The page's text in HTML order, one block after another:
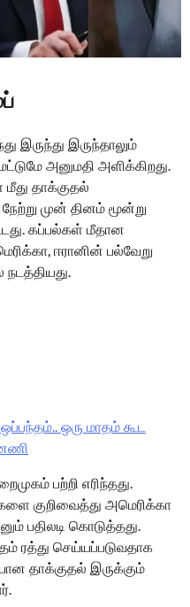
இருந்து இருந்தாலும்
அனுமதி அளிக்கிறது.
தாக்குதல்
முன் தினம் மூன்று
கப்பல்கள் மீதான
ஈரானின் பல்வேறு
ஒரு மாதம் கூட
பற்றி எரிந்தது.
குறிவைத்து அமெரிக்கா
பதிலடி கொடுத்தது.
ரத்து செய்யப்படுவதாக
தாக்குதல் இருக்கும்